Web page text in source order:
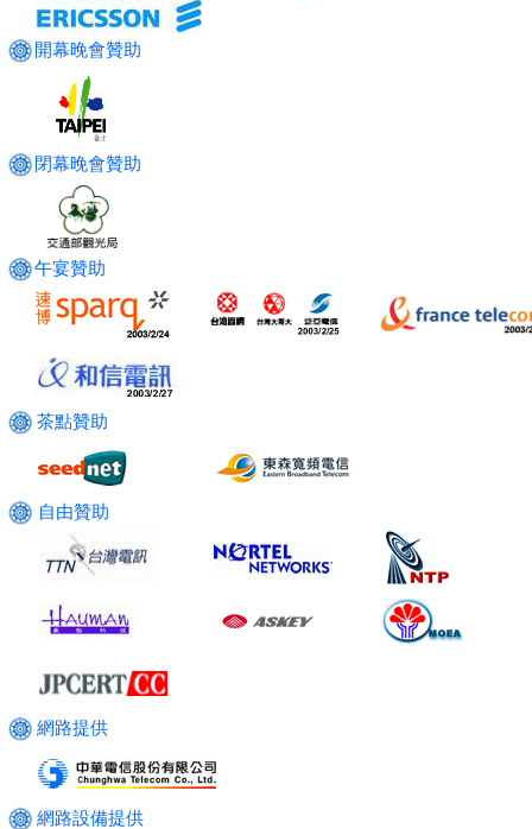
開幕晚會贊助
閉幕晚會贊助
午宴贊助
茶點贊助
自由贊助
網路提供
網路設備提供